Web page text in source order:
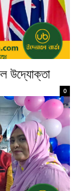
উদ্যোক্তা
0